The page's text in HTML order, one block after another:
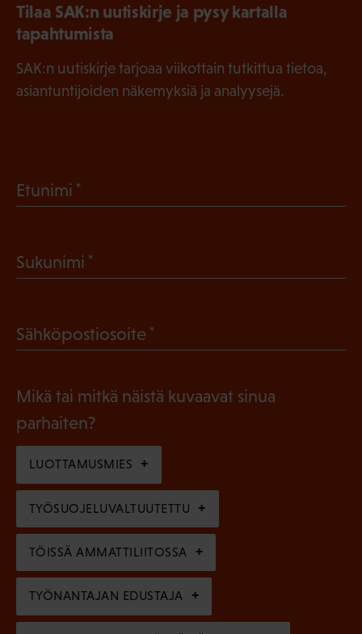
Tilaa SAK:n uutiskirje ja pysy kartalla
tapahtumista
SAK:n uutiskirje tarjoaa viikottain tutkittua tietoa,
asiantuntijoiden näkemyksiä ja analyysejä.
Etunimi
l
n
e
)
Sukunimi
k
l
i
n
e
n
)
Sähköpostiosoite
l
i
n
e
n
)
Mikä tai mitkä näistä kuvaavat sinua
parhaiten?
LUOTTAMUSMIES
TYÖSUOJELUVALTUUTETTU
TÖISSÄ AMMATTILIITOSSA
TYÖNANTAJAN EDUSTAJA